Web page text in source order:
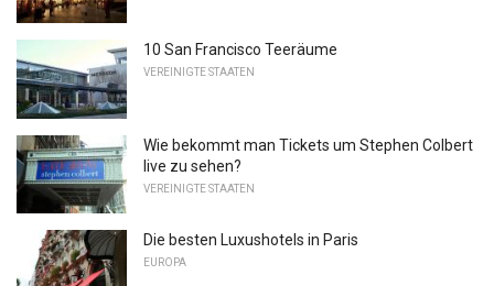
10 San Francisco Teeräume
VEREINIGTE STAATEN
Wie bekommt man Tickets um Stephen Colbert
live zu sehen?
VEREINIGTE STAATEN
Die besten Luxushotels in Paris
EUROPA